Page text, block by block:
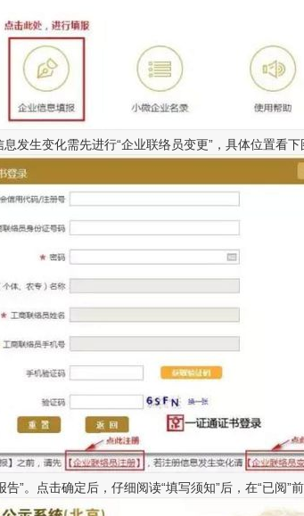
发生变化需先进行“企业联络员变更”，具体位置看下
点击确定后，仔细阅读“填写须知”后，在“已阅”前